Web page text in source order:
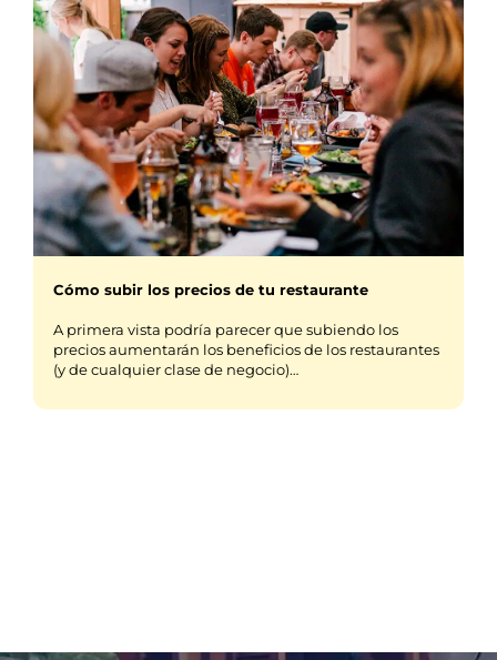
Cómo subir los precios de tu restaurante
A primera vista podría parecer que subiendo los
precios aumentarán los beneficios de los restaurantes
(y de cualquier clase de negocio)…